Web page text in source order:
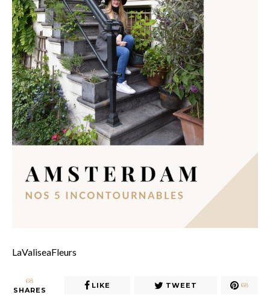
LaValiseaFleurs
68
SHARES
LIKE TWEET 68